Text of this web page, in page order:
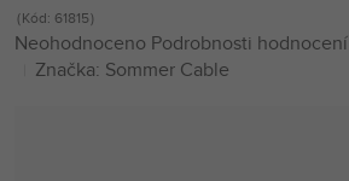
Kód: 61815
Průměrné
hodnocení
Neohodnoceno Podrobnosti hodnocení
Značka: Sommer Cable